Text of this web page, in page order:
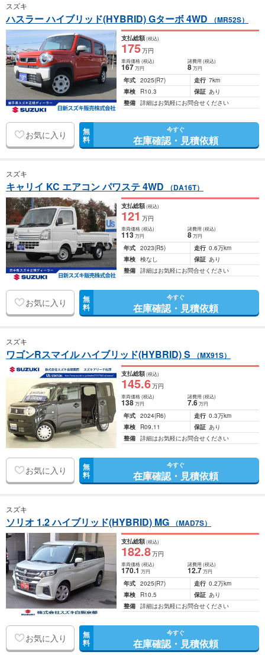
スズキ
ハスラー ハイブリッド(HYBRID) Gターボ 4WD （MR52S）
支払総額(税込)
175万円
車両価格(税込)
167万円
諸費用 (税込)
8 万円
年式 2025(R7) 走行 7km
車検
R10.3 保証 あり
整備 詳細はお気軽にお問合せください
お気に入り 無
料
今すぐ
在庫確認・見積依頼
スズキ
キャリイ KC エアコン パワステ 4WD （DA16T）
支払総額(税込)
121 万円
車両価格(税込)
113万円
諸費用 (税込)
8 万円
年式 2023(R5) 走行 0.6万km
車検 検なし 保証 あり
整備 詳細はお気軽にお問合せください
お気に入り 無
料
今すぐ
在庫確認・見積依頼
スズキ
ワゴンRスマイル ハイブリッド(HYBRID) S （MX91S）
支払総額(税込)
145.6万円
車両価格(税込)
138万円
諸費用 (税込)
7.6 万円
年式 2024(R6) 走行 0.3万km
車検
R09.11 保証 あり
整備 詳細はお気軽にお問合せください
お気に入り 無
料
今すぐ
在庫確認・見積依頼
スズキ
ソリオ 1.2 ハイブリッド(HYBRID) MG （MAD7S）
支払総額(税込)
182.8万円
車両価格(税込)
170.1万円
諸費用 (税込)
12.7 万円
年式 2025(R7) 走行 0.2万km
車検
R10.5 保証 あり
整備 詳細はお気軽にお問合せください
お気に入り 無
料
今すぐ
在庫確認・見積依頼